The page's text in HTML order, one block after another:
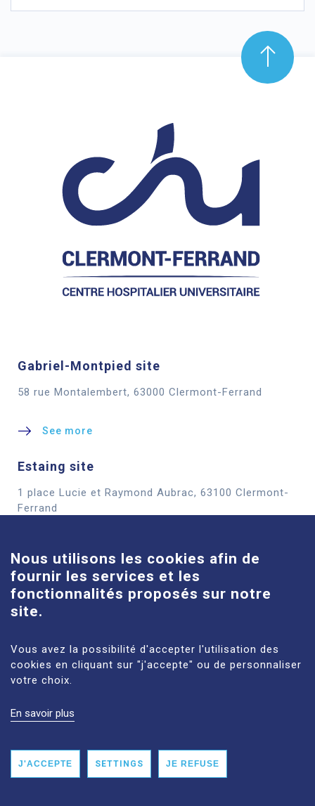
Gabriel-Montpied site
58 rue Montalembert, 63000 Clermont-Ferrand
See more
Estaing site
1 place Lucie et Raymond Aubrac, 63100 Clermont-
Ferrand
Louise-Michel site
61 route de Châteaugay, 63118 Cébazat
See more
LEGAL NOTICES
ACCESSIBILITY: NON‑COMPLIANT
Nous utilisons les cookies afin de
fournir les services et les
fonctionnalités proposés sur notre
site.
Vous avez la possibilité d'accepter l'utilisation des
cookies en cliquant sur "j'accepte" ou de personnaliser
votre choix.
En savoir plus
J'ACCEPTE SETTINGS JE REFUSE